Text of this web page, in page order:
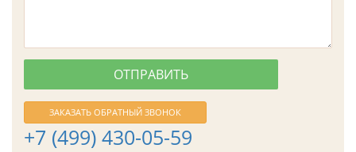
ЗАКАЗАТЬ ОБРАТНЫЙ ЗВОНОК
+7 (499) 430-05-59